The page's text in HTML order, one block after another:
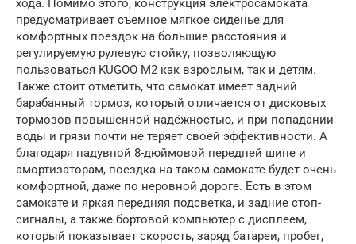
хода. Помимо этого, конструкция электросамоката
предусматривает съемное мягкое сиденье для
комфортных поездок на большие расстояния и
регулируемую рулевую стойку, позволяющую
пользоваться KUGOO M2 как взрослым, так и детям.
Также стоит отметить, что самокат имеет задний
барабанный тормоз, который отличается от дисковых
тормозов повышенной надёжностью, и при попадании
воды и грязи почти не теряет своей эффективности. А
благодаря надувной 8-дюймовой передней шине и
амортизаторам, поездка на таком самокате будет очень
комфортной, даже по неровной дороге. Есть в этом
самокате и яркая передняя подсветка, и задние стоп-
сигналы, а также бортовой компьютер с дисплеем,
который показывает скорость, заряд батареи, пробег,